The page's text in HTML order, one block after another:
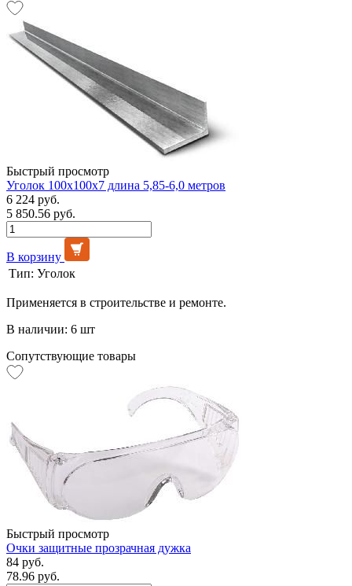
Быстрый просмотр
Уголок 100х100х7 длина 5,85-6,0 метров
6 224 руб.
5 850.56 руб.
В корзину
Тип: Уголок
Применяется в строительстве и ремонте.
В наличии: 6 шт
Сопутствующие товары
Быстрый просмотр
Очки защитные прозрачная дужка
84 руб.
78.96 руб.